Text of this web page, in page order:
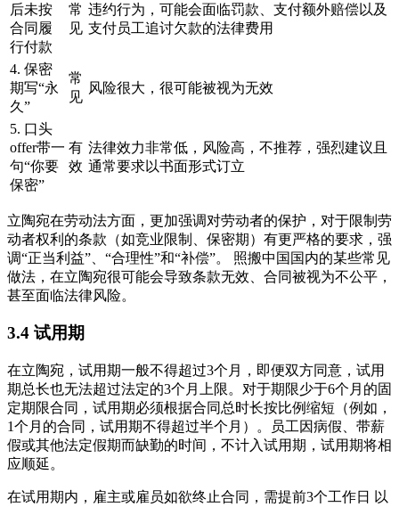
后未按
合同履
行付款
常
见
违约行为，可能会面临罚款、支付额外赔偿以及
支付员工追讨欠款的法律费用
4. 保密
期写“永
久”
常
见
风险很大，很可能被视为无效
5. 口头
offer带一
句“你要
保密”
有
效
法律效力非常低，风险高，不推荐，强烈建议且
通常要求以书面形式订立
立陶宛在劳动法方面，更加强调对劳动者的保护，对于限制劳
动者权利的条款（如竞业限制、保密期）有更严格的要求，强
调“正当利益”、“合理性”和“补偿”。 照搬中国国内的某些常见
做法，在立陶宛很可能会导致条款无效、合同被视为不公平，
甚至面临法律风险。
3.4 试用期
在立陶宛，试用期一般不得超过3个月，即便双方同意，试用
期总长也无法超过法定的3个月上限。对于期限少于6个月的固
定期限合同，试用期必须根据合同总时长按比例缩短（例如，
1个月的合同，试用期不得超过半个月）。员工因病假、带薪
假或其他法定假期而缺勤的时间，不计入试用期，试用期将相
应顺延。
在试用期内，雇主或雇员如欲终止合同，需提前3个工作日 以